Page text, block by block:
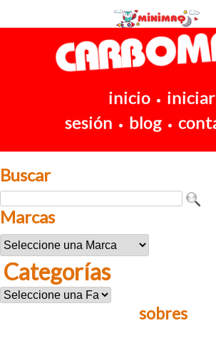
inicio • iniciar
sesión • blog •
Buscar
Marcas
Categorías
sobres